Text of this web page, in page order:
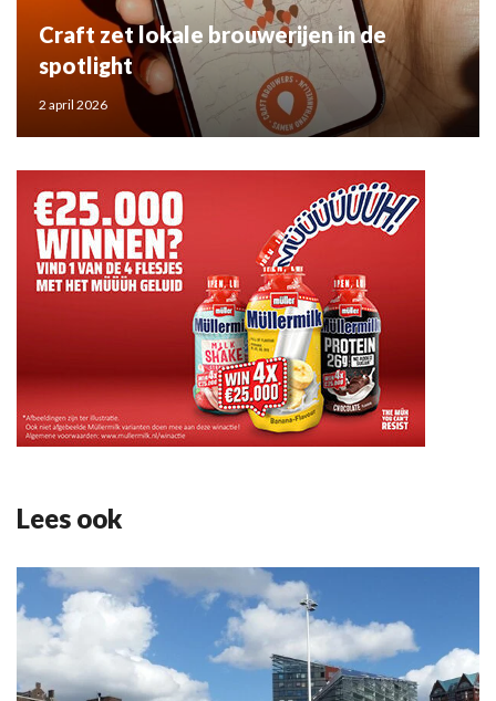
Craft zet lokale brouwerijen in de
spotlight
2 april 2026
Lees ook